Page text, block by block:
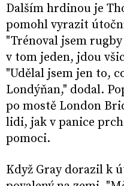
Dalším hrdinou je
pomohl vyrazit
"Trénoval jsem
v tom jeden, jdou
"Udělal jsem jen to,
Londýňan," dodal.
po mostě London
lidi, jak v panice
pomoci.
Když Gray dorazil k